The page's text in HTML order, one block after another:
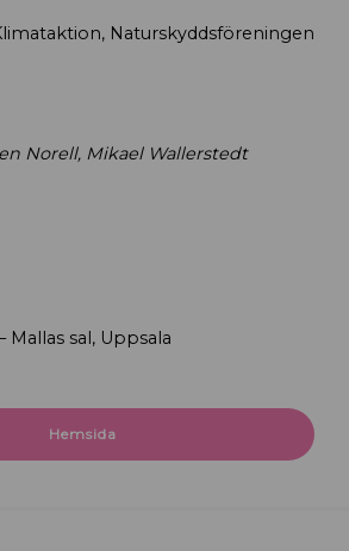
Naturskyddsföreningen
Norell, Mikael Wallerstedt
sal, Uppsala
Hemsida